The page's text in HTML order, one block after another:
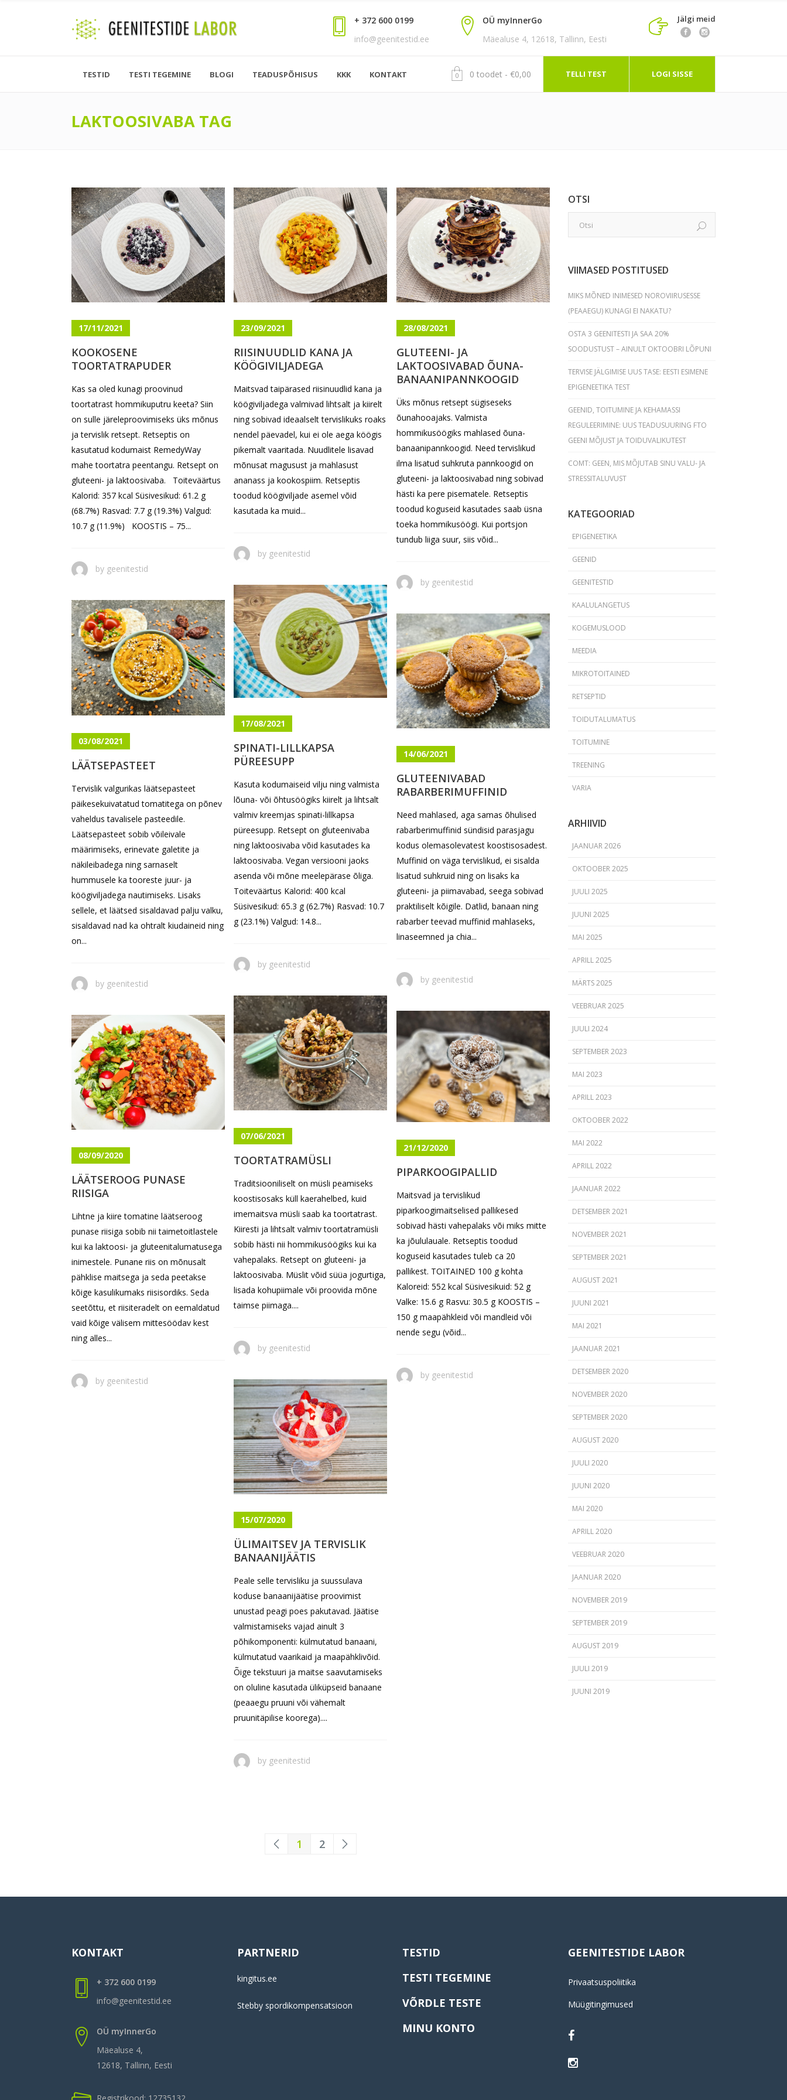
+ 372 600 0199
info@geenitestid.ee
OÜ myInnerGo
Mäealuse 4, 12618, Tallinn, Eesti
Jälgi meid
TESTID TESTI TEGEMINE BLOGI TEADUSPÕHISUS KKK KONTAKT 0 0 toodet €0,00 TELLI TEST LOGI SISSE
LAKTOOSIVABA TAG
17/11/2021
KOOKOSENE
TOORTATRAPUDER
Kas sa oled kunagi proovinud
toortatrast hommikuputru keeta? Siin
on sulle järeleproovimiseks üks mõnus
ja tervislik retsept. Retseptis on
kasutatud kodumaist RemedyWay
mahe toortatra peentangu. Retsept on
gluteeni- ja laktoosivaba. Toiteväärtus
Kalorid: 357 kcal Süsivesikud: 61.2 g
(68.7%) Rasvad: 7.7 g (19.3%) Valgud:
10.7 g (11.9%) KOOSTIS – 75...
by geenitestid
23/09/2021
RIISINUUDLID KANA JA
KÖÖGIVILJADEGA
Maitsvad taipärased riisinuudlid kana ja
köögiviljadega valmivad lihtsalt ja kiirelt
ning sobivad ideaalselt tervislikuks roaks
nendel päevadel, kui ei ole aega köögis
pikemalt vaaritada. Nuudlitele lisavad
mõnusat magusust ja mahlasust
ananass ja kookospiim. Retseptis
toodud köögiviljade asemel võid
kasutada ka muid...
by geenitestid
28/08/2021
GLUTEENI- JA
LAKTOOSIVABAD ÕUNA-
BANAANIPANNKOOGID
Üks mõnus retsept sügiseseks
õunahooajaks. Valmista
hommikusöögiks mahlased õuna-
banaanipannkoogid. Need tervislikud
ilma lisatud suhkruta pannkoogid on
gluteeni- ja laktoosivabad ning sobivad
hästi ka pere pisematele. Retseptis
toodud koguseid kasutades saab üsna
toeka hommikusöögi. Kui portsjon
tundub liiga suur, siis võid...
by geenitestid
17/08/2021
SPINATI-LILLKAPSA
PÜREESUPP
Kasuta kodumaiseid vilju ning valmista
lõuna- või õhtusöögiks kiirelt ja lihtsalt
valmiv kreemjas spinati-lillkapsa
püreesupp. Retsept on gluteenivaba
ning laktoosivaba võid kasutades ka
laktoosivaba. Vegan versiooni jaoks
asenda või mõne meelepärase õliga.
Toiteväärtus Kalorid: 400 kcal
Süsivesikud: 65.3 g (62.7%) Rasvad: 10.7
g (23.1%) Valgud: 14.8...
by geenitestid
03/08/2021
LÄÄTSEPASTEET
Tervislik valgurikas läätsepasteet
päikesekuivatatud tomatitega on põnev
vaheldus tavalisele pasteedile.
Läätsepasteet sobib võileivale
määrimiseks, erinevate galetite ja
näkileibadega ning sarnaselt
hummusele ka tooreste juur- ja
köögiviljadega nautimiseks. Lisaks
sellele, et läätsed sisaldavad palju valku,
sisaldavad nad ka ohtralt kiudaineid ning
on...
by geenitestid
14/06/2021
GLUTEENIVABAD
RABARBERIMUFFINID
Need mahlased, aga samas õhulised
rabarberimuffinid sündisid parasjagu
kodus olemasolevatest koostisosadest.
Muffinid on väga tervislikud, ei sisalda
lisatud suhkruid ning on lisaks ka
gluteeni- ja piimavabad, seega sobivad
praktiliselt kõigile. Datlid, banaan ning
rabarber teevad muffinid mahlaseks,
linaseemned ja chia...
by geenitestid
07/06/2021
TOORTATRAMÜSLI
Traditsiooniliselt on müsli peamiseks
koostisosaks küll kaerahelbed, kuid
imemaitsva müsli saab ka toortatrast.
Kiiresti ja lihtsalt valmiv toortatramüsli
sobib hästi nii hommikusöögiks kui ka
vahepalaks. Retsept on gluteeni- ja
laktoosivaba. Müslit võid süüa jogurtiga,
lisada kohupiimale või proovida mõne
taimse piimaga....
by geenitestid
21/12/2020
PIPARKOOGIPALLID
Maitsvad ja tervislikud
piparkoogimaitselised pallikesed
sobivad hästi vahepalaks või miks mitte
ka jõululauale. Retseptis toodud
koguseid kasutades tuleb ca 20
pallikest. TOITAINED 100 g kohta
Kaloreid: 552 kcal Süsivesikuid: 52 g
Valke: 15.6 g Rasvu: 30.5 g KOOSTIS –
150 g maapähkleid või mandleid või
nende segu (võid...
by geenitestid
08/09/2020
LÄÄTSEROOG PUNASE
RIISIGA
Lihtne ja kiire tomatine läätseroog
punase riisiga sobib nii taimetoitlastele
kui ka laktoosi- ja gluteenitalumatusega
inimestele. Punane riis on mõnusalt
pähklise maitsega ja seda peetakse
kõige kasulikumaks riisisordiks. Seda
seetõttu, et riisiteradelt on eemaldatud
vaid kõige välisem mittesöödav kest
ning alles...
by geenitestid
15/07/2020
ÜLIMAITSEV JA TERVISLIK
BANAANIJÄÄTIS
Peale selle tervisliku ja suussulava
koduse banaanijäätise proovimist
unustad peagi poes pakutavad. Jäätise
valmistamiseks vajad ainult 3
põhikomponenti: külmutatud banaani,
külmutatud vaarikaid ja maapähklivõid.
Õige tekstuuri ja maitse saavutamiseks
on oluline kasutada üliküpseid banaane
(peaaegu pruuni või vähemalt
pruunitäpilise koorega)....
by geenitestid
1 2
OTSI
VIIMASED POSTITUSED
MIKS MÕNED INIMESED NOROVIIRUSESSE
(PEAAEGU) KUNAGI EI NAKATU?
OSTA 3 GEENITESTI JA SAA 20%
SOODUSTUST – AINULT OKTOOBRI LÕPUNI
TERVISE JÄLGIMISE UUS TASE: EESTI ESIMENE
EPIGENEETIKA TEST
GEENID, TOITUMINE JA KEHAMASSI
REGULEERIMINE: UUS TEADUSUURING FTO
GEENI MÕJUST JA TOIDUVALIKUTEST
COMT: GEEN, MIS MÕJUTAB SINU VALU- JA
STRESSITALUVUST
KATEGOORIAD
EPIGENEETIKA
GEENID
GEENITESTID
KAALULANGETUS
KOGEMUSLOOD
MEEDIA
MIKROTOITAINED
RETSEPTID
TOIDUTALUMATUS
TOITUMINE
TREENING
VARIA
ARHIIVID
JAANUAR 2026
OKTOOBER 2025
JUULI 2025
JUUNI 2025
MAI 2025
APRILL 2025
MÄRTS 2025
VEEBRUAR 2025
JUULI 2024
SEPTEMBER 2023
MAI 2023
APRILL 2023
OKTOOBER 2022
MAI 2022
APRILL 2022
JAANUAR 2022
DETSEMBER 2021
NOVEMBER 2021
SEPTEMBER 2021
AUGUST 2021
JUUNI 2021
MAI 2021
JAANUAR 2021
DETSEMBER 2020
NOVEMBER 2020
SEPTEMBER 2020
AUGUST 2020
JUULI 2020
JUUNI 2020
MAI 2020
APRILL 2020
VEEBRUAR 2020
JAANUAR 2020
NOVEMBER 2019
SEPTEMBER 2019
AUGUST 2019
JUULI 2019
JUUNI 2019
KONTAKT
+ 372 600 0199
info@geenitestid.ee
OÜ myInnerGo
Mäealuse 4,
12618, Tallinn, Eesti
PARTNERID
kingitus.ee
Stebby spordikompensatsioon
TESTID
TESTI TEGEMINE
VÕRDLE TESTE
MINU KONTO
GEENITESTIDE LABOR
Privaatsuspoliitika
Müügitingimused